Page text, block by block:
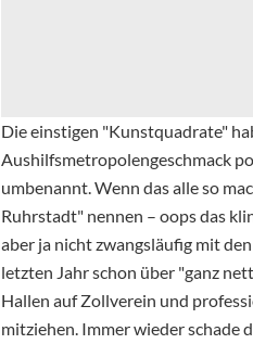
Die einstigen "Kunstquadrate"
Aushilfsmetropolengeschmack
umbenannt. Wenn das alle so
Ruhrstadt" nennen – oops das
aber ja nicht zwangsläufig mit
letzten Jahr schon über "ganz
Hallen auf Zollverein und
mitziehen. Immer wieder schade